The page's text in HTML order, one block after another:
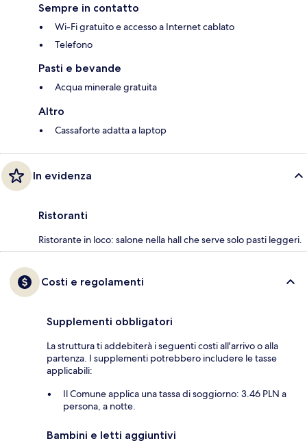
Sempre in contatto
Wi-Fi gratuito e accesso a Internet cablato
Telefono
Pasti e bevande
Acqua minerale gratuita
Altro
Cassaforte adatta a laptop
In evidenza
Ristoranti
Ristorante in loco: salone nella hall che serve solo pasti leggeri.
Costi e regolamenti
Supplementi obbligatori
La struttura ti addebiterà i seguenti costi all'arrivo o alla
partenza. I supplementi potrebbero includere le tasse
applicabili:
Il Comune applica una tassa di soggiorno: 3.46 PLN a
persona, a notte.
Bambini e letti aggiuntivi